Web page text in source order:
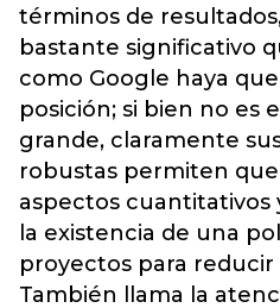
términos de
bastante significativo
como Google haya
posición; si bien no es
grande, claramente
robustas permiten
aspectos cuantitativos
la existencia de una
proyectos para reducir
También llama la